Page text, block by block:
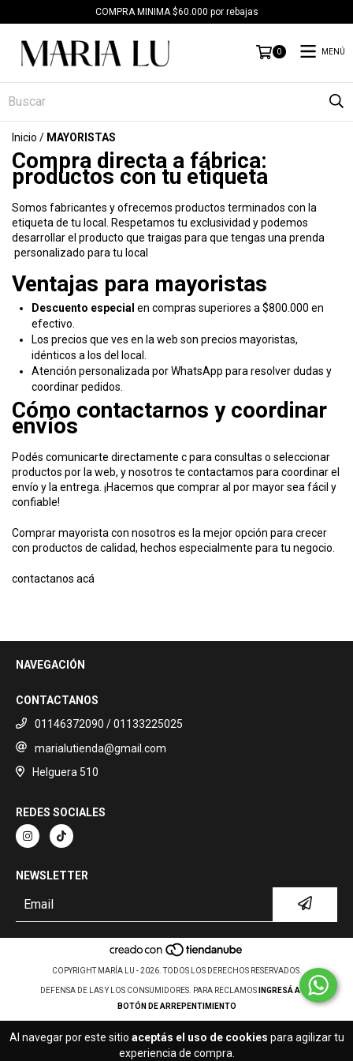
Al navegar por este sitio aceptás el uso de cookies para agilizar tu
experiencia de compra.
COMPRA MINIMA $60.000 por rebajas
0 MENÚ
Inicio / MAYORISTAS
Compra directa a fábrica:
productos con tu etiqueta
Somos fabricantes y ofrecemos productos terminados con la
etiqueta de tu local. Respetamos tu exclusividad y podemos
desarrollar el producto que traigas para que tengas una prenda
personalizado para tu local
Ventajas para mayoristas
Descuento especial en compras superiores a $800.000 en
efectivo.
Los precios que ves en la web son precios mayoristas,
idénticos a los del local.
Atención personalizada por WhatsApp para resolver dudas y
coordinar pedidos.
Cómo contactarnos y coordinar
envíos
Podés comunicarte directamente c para consultas o seleccionar
productos por la web, y nosotros te contactamos para coordinar el
envío y la entrega. ¡Hacemos que comprar al por mayor sea fácil y
confiable!
Comprar mayorista con nosotros es la mejor opción para crecer
con productos de calidad, hechos especialmente para tu negocio.
contactanos acá
NAVEGACIÓN
CONTACTANOS
01146372090 / 01133225025
marialutienda@gmail.com
Helguera 510
REDES SOCIALES
NEWSLETTER
COPYRIGHT MARÍA LU - 2026. TODOS LOS DERECHOS RESERVADOS.
DEFENSA DE LAS Y LOS CONSUMIDORES. PARA RECLAMOS
INGRESÁ ACÁ.
BOTÓN DE ARREPENTIMIENTO